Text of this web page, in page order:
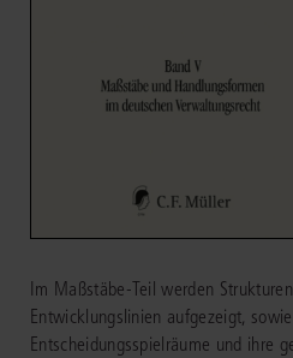
Im Maßstäbe-Teil werden
Entwicklungslinien aufgezeigt,
Entscheidungsspielräume und ihre